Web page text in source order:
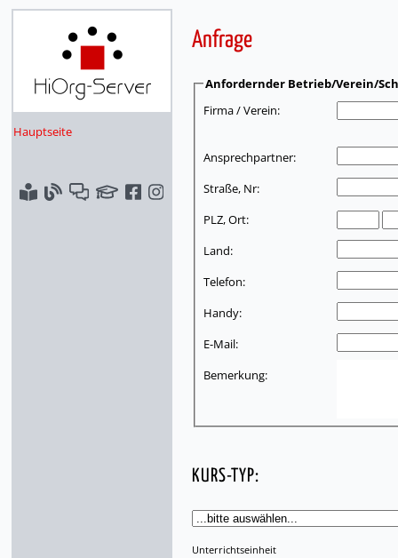
Hauptseite
Anfrage
Anfordernder Betrieb/Verein/
Firma / Verein:
Ansprechpartner:
Straße, Nr:
PLZ, Ort:
Land:
Telefon:
Handy:
E-Mail:
Bemerkung:
KURS-TYP:
Unterrichtseinheit